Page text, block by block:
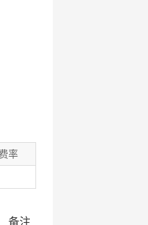
率
备注